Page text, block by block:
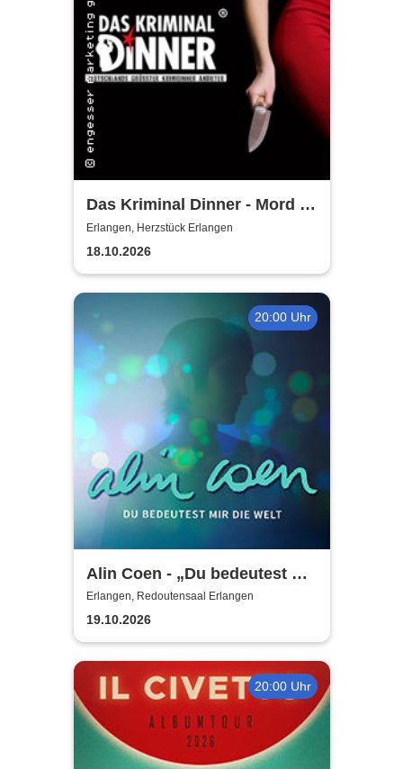
Das Kriminal Dinner - Mord &
Tod - im Gasthof zur
Zapfsäule
Erlangen, Herzstück Erlangen
18.10.2026
20:00 Uhr
Alin Coen - „Du bedeutest mir
die Welt“-Tour
Erlangen, Redoutensaal Erlangen
19.10.2026
20:00 Uhr